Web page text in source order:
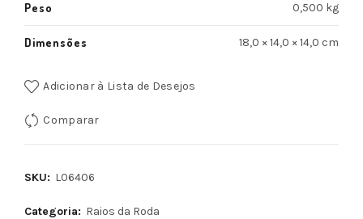
Peso 0,500 kg
Dimensões 18,0 × 14,0 × 14,0 cm
Adicionar à Lista de Desejos
Comparar
SKU: L06406
Categoria: Raios da Roda